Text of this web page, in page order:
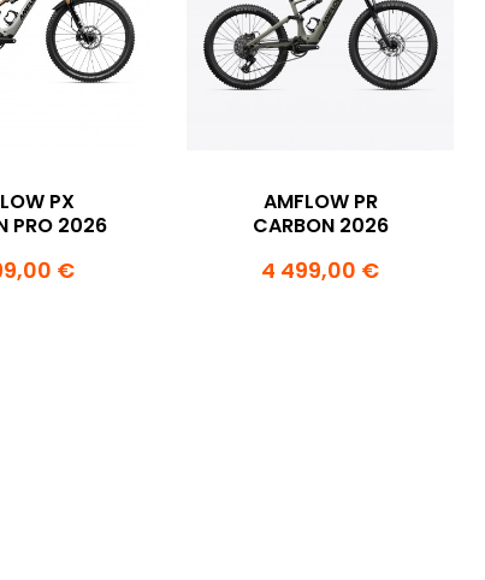
PX
PRO 2026
€
AMFLOW PR
CARBON 2026
4 499,00 €